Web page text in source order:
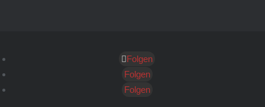
Folgen
Folgen
Folgen
Kundenbewertungen und Erfahrungen zu
SEHR GUT